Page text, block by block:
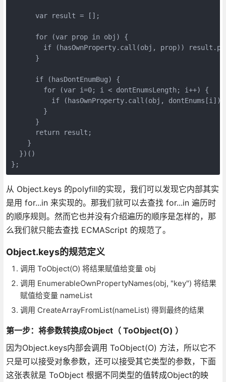
      var result = [];
      for (var prop in obj) {
if (hasOwnProperty.call(obj, prop))
      }
      if (hasDontEnumBug) {
        for (var i=0; i < dontEnumsLength; i++) {
if (hasOwnProperty.call(obj,
        }
      }
      return result;
    }
  })()
};
从 Object.keys 的polyfill的实现，我们可以发现它内部其实
是用 for...in 来实现的。那我们就可以去查找 for...in 遍历时
的顺序规则。然而它也并没有介绍遍历的顺序是怎样的，那
么我们就只能去查找 ECMAScript 的规范了。
Object.keys的规范定义
调用 ToObject(O) 将结果赋值给变量 obj
调用 EnumerableOwnPropertyNames(obj, "key") 将结果
赋值给变量 nameList
调用 CreateArrayFromList(nameList) 得到最终的结果
第一步：将参数转换成Object（ ToObject(O) ）
因为Object.keys内部会调用 ToObject(O) 方法，所以它不
只是可以接受对象参数，还可以接受其它类型的参数，下面
这张表就是 ToObject 根据不同类型的值转成Object的映